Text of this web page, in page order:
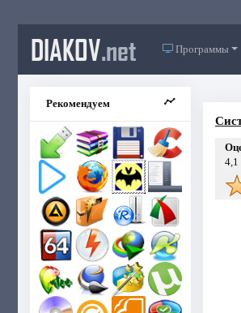
DIAKOV.net Программы
Рекомендуем
4,1